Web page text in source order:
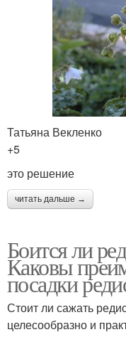
Татьяна Векленко
+5
это решение
читать дальше →
Боится ли
Каковы
посадки
Стоит ли сажать
целесообразно и